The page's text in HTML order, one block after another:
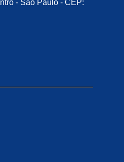
- São Paulo - CEP: